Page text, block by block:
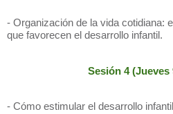
- Organización de la vida cotidiana:
que favorecen el desarrollo infantil.
Sesión 4 (Jueves
- Cómo estimular el desarrollo